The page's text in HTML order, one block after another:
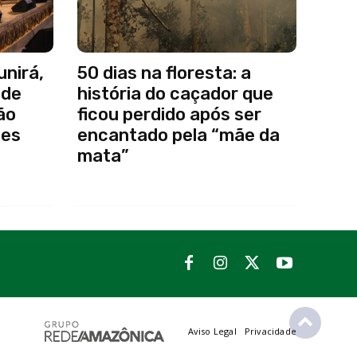
50 dias na floresta: a
história do caçador que
ficou perdido após ser
encantado pela “mãe da
mata”
Aviso Legal Privacidade